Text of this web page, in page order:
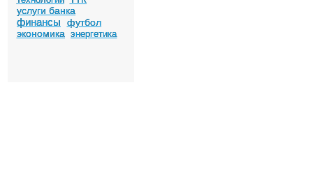
услуги банка
финансы
футбол
экономика
энергетика